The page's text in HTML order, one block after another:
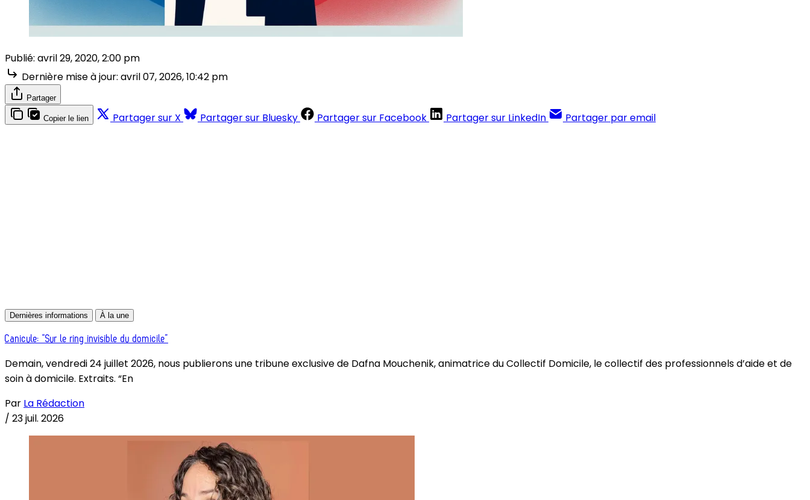
Publié: avril 29, 2020, 2:00 pm
Dernière mise à jour: avril 07, 2026, 10:42 pm
Partager
Copier le lien Partager sur X Partager sur Bluesky Partager sur Facebook Partager sur LinkedIn Partager par email
Dernières informations À la une
Canicule: “Sur le ring invisible du domicile”
Demain, vendredi 24 juillet 2026, nous publierons une tribune exclusive de Dafna Mouchenik, animatrice du Collectif Domicile, le collectif des professionnels d’aide et de
soin à domicile. Extraits. “En
Par La Rédaction
/ 23 juil. 2026